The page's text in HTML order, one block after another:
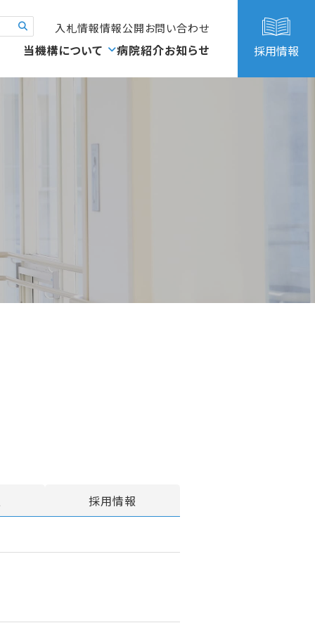
入札情報情報公開お問い合わせ
当機構について 病院紹介お知らせ 採用情報
採用情報